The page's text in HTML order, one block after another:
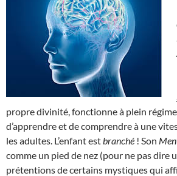
propre divinité, fonctionne à plein
d’apprendre et de comprendre à une
les adultes. L’enfant est branché ! Son
comme un pied de nez (pour ne pas dire
prétentions de certains mystiques qui